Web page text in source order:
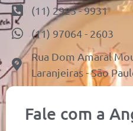
(11) 2925 - 9931
(11) 97064 - 2603
Rua Dom Amaral
Laranjeiras - São
Fale com a